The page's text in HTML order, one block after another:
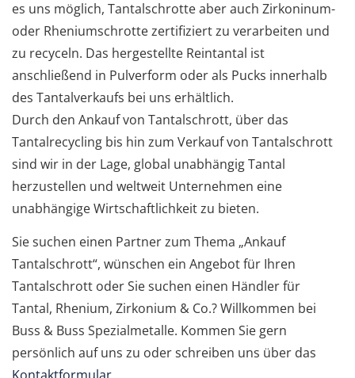
es uns möglich, Tantalschrotte aber auch Zirkoninum-
oder Rheniumschrotte zertifiziert zu verarbeiten und
zu recyceln. Das hergestellte Reintantal ist
anschließend in Pulverform oder als Pucks innerhalb
des Tantalverkaufs bei uns erhältlich.
Durch den Ankauf von Tantalschrott, über das
Tantalrecycling bis hin zum Verkauf von Tantalschrott
sind wir in der Lage, global unabhängig Tantal
herzustellen und weltweit Unternehmen eine
unabhängige Wirtschaftlichkeit zu bieten.
Sie suchen einen Partner zum Thema „Ankauf
Tantalschrott“, wünschen ein Angebot für Ihren
Tantalschrott oder Sie suchen einen Händler für
Tantal, Rhenium, Zirkonium & Co.? Willkommen bei
Buss & Buss Spezialmetalle. Kommen Sie gern
persönlich auf uns zu oder schreiben uns über das